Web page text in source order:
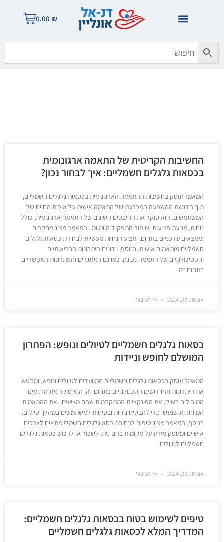
0.00 ₪
החשיבות הקריטית של התאמה ארגונומית
בכסאות גלגלים חשמליים: איך לבחור נכון?
המאמר עוסק בחשיבות ההתאמה הארגונומית בכסאות גלגלים חשמליים,
תוך הדגשת ההשפעה המכרעת של התאמה אישית על איכות החיים של
המשתמשים. הוא סוקר את ההיבטים השונים של התאמה ארגונומית, כולל
נוחות, מניעת פציעות ושיפור התפקוד היומיומי. המאמר מציג מחקרים
וממצאים עדכניים בתחום, ומציע הנחיות מעשיות לבחירת כסאות גלגלים
חשמליים מותאמים אישית. בנוסף, נדונים היתרונות הבריאותיים
והפסיכולוגיים של התאמה נכונה, כמו גם האתגרים והפתרונות האפשריים
בתחום זה.
אוגוסט 20, 2024 אין תגובות
כסאות גלגלים חשמליים לטיולים ונופש: הפתרון
המושלם לחופש וניידות
המאמר עוסק בכסאות גלגלים חשמליים המיועדים לטיולים ונופש, ומדגיש
את היתרונות והחידושים הטכנולוגיים בתחום זה. הוא סוקר את הדגמים
המובילים בשוק, את הפונקציות המתקדמות שהם מציעים, ואת ההתאמות
המיוחדות שנעשו כדי להבטיח נוחות ובטיחות למשתמשים במהלך טיולים.
בנוסף, המאמר מציג טיפים לבחירת כסא גלגלים חשמלי מתאים לצרכים
אישיים ומספק מידע על מקומות בהם ניתן לשכור או לרכוש כסאות גלגלים
חשמליים לטיולים.
אוגוסט 20, 2024 אין תגובות
טיפים לשימוש בטוח בכסאות גלגלים חשמליים:
המדריך המלא לכסאות גלגלים חשמליים